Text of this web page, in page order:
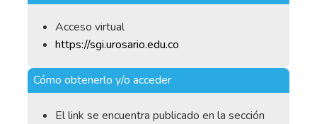
Acceso virtual
https://sgi.urosario.edu.co
Cómo obtenerlo y/o acceder
El link se encuentra publicado en la sección